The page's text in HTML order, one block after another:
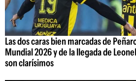
Las dos caras bien marcadas de
Mundial 2026 y de la llegada de
son clarísimos